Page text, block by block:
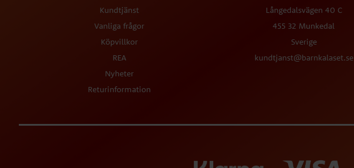
Kundtjänst
Vanliga frågor
Köpvillkor
REA
Nyheter
Returinformation
Långedalsvägen 40 C
455 32 Munkedal
Sverige
kundtjanst@barnkalaset.se